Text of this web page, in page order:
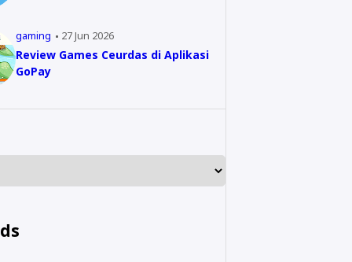
gaming 27 Jun 2026
Review Games Ceurdas di Aplikasi
GoPay